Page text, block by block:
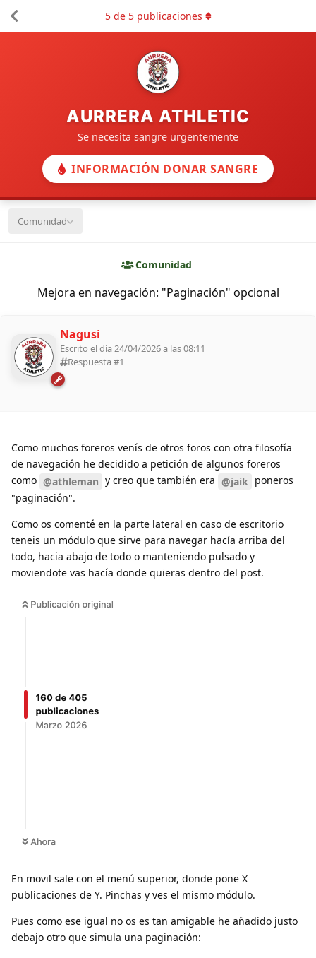
AURRERA ATHLETIC
Se necesita sangre urgentemente
INFORMACIÓN DONAR SANGRE
Comunidad
Comunidad
Mejora en navegación: "Paginación" opcional
5de 5publicaciones
Nagusi
Escrito el día 24/04/2026 a las 08:11
Respuesta #1
Como muchos foreros venís de otros foros con otra filosofía
de navegación he decidido a petición de algunos foreros
como @athleman y creo que también era @jaik poneros
"paginación".
Como os comenté en la parte lateral en caso de escritorio
teneis un módulo que sirve para navegar hacía arriba del
todo, hacia abajo de todo o manteniendo pulsado y
moviendote vas hacía donde quieras dentro del post.
En movil sale con el menú superior, donde pone X
publicaciones de Y. Pinchas y ves el mismo módulo.
Pues como ese igual no os es tan amigable he añadido justo
debajo otro que simula una paginación: